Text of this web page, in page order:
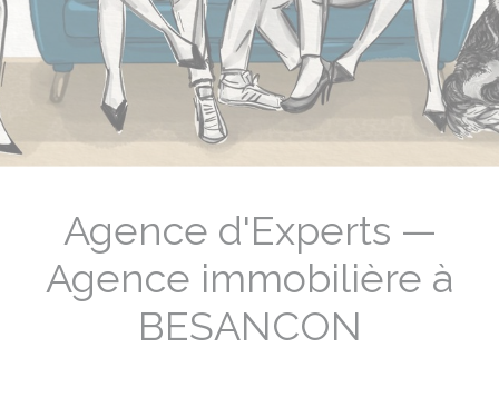
Agence d'Experts —
Agence immobilière à
BESANCON